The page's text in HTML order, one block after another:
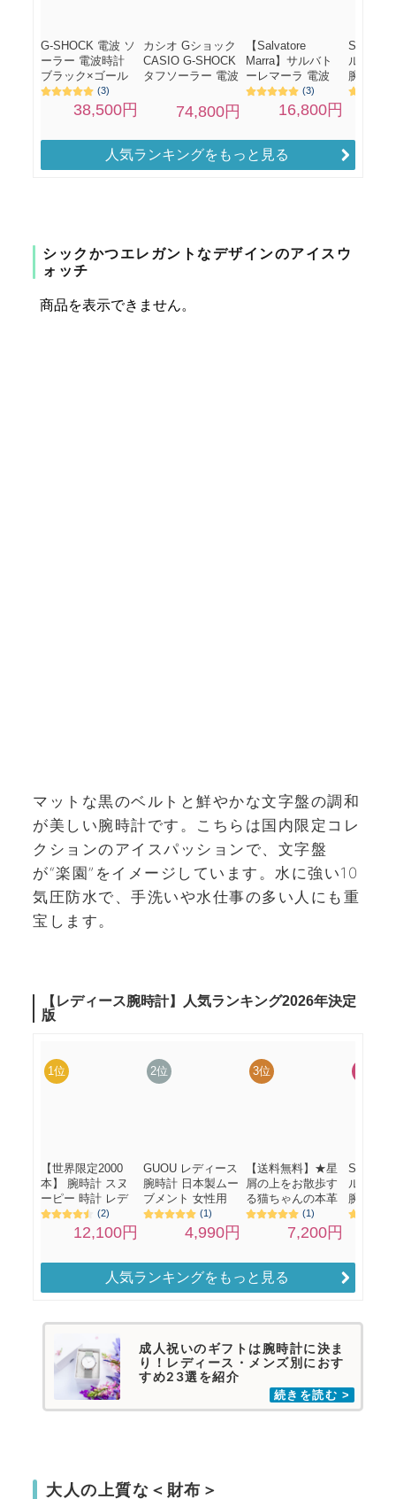
人気ランキングをもっと見る
シックかつエレガントなデザインのアイスウ
ォッチ
マットな黒のベルトと鮮やかな文字盤の調和
が美しい腕時計です。こちらは国内限定コレ
クションのアイスパッションで、文字盤
が“楽園”をイメージしています。水に強い10
気圧防水で、手洗いや水仕事の多い人にも重
宝します。
人気ランキングをもっと見る
成人祝いのギフトは腕時計に決ま
り！レディース・メンズ別におす
すめ23選を紹介
大人の上質な＜財布＞